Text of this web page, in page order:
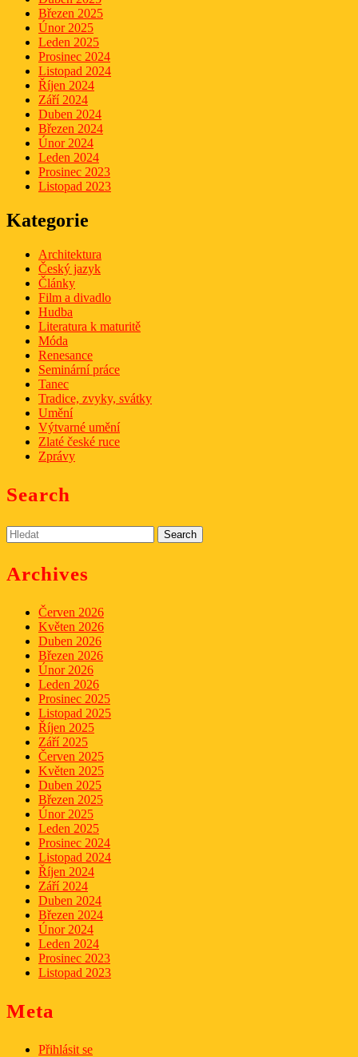
Březen 2025
Únor 2025
Leden 2025
Prosinec 2024
Listopad 2024
Říjen 2024
Září 2024
Duben 2024
Březen 2024
Únor 2024
Leden 2024
Prosinec 2023
Listopad 2023
Kategorie
Architektura
Český jazyk
Články
Film a divadlo
Hudba
Literatura k maturitě
Móda
Renesance
Seminární práce
Tanec
Tradice, zvyky, svátky
Umění
Výtvarné umění
Zlaté české ruce
Zprávy
Search
Search
for:
Archives
Červen 2026
Květen 2026
Duben 2026
Březen 2026
Únor 2026
Leden 2026
Prosinec 2025
Listopad 2025
Říjen 2025
Září 2025
Červen 2025
Květen 2025
Duben 2025
Březen 2025
Únor 2025
Leden 2025
Prosinec 2024
Listopad 2024
Říjen 2024
Září 2024
Duben 2024
Březen 2024
Únor 2024
Leden 2024
Prosinec 2023
Listopad 2023
Meta
Přihlásit se